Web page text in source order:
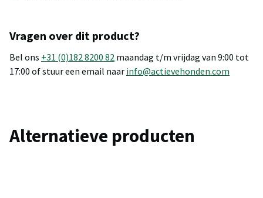
Vragen over dit product?
Bel ons +31 (0)182 8200 82 maandag t/m vrijdag van 9:00 tot
17:00 of stuur een email naar info@actievehonden.com
Alternatieve producten